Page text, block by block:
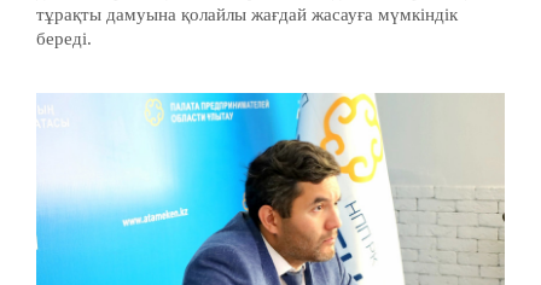
тұрақты дамуына қолайлы жағдай жасауға мүмкіндік
береді.